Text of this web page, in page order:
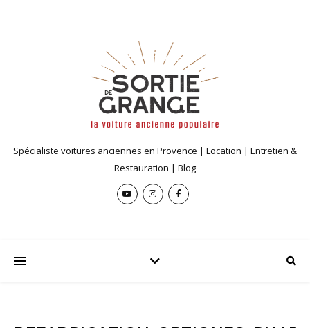
Spécialiste voitures anciennes en Provence | Location | Entretien &
Restauration | Blog